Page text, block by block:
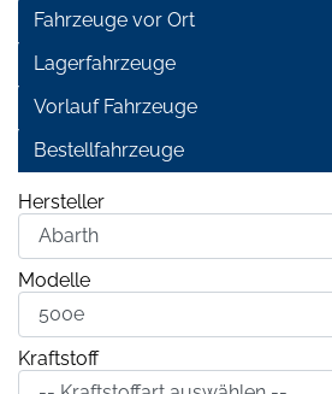
Fahrzeuge vor Ort
Lagerfahrzeuge
Vorlauf Fahrzeuge
Bestellfahrzeuge
Hersteller
Modelle
Kraftstoff